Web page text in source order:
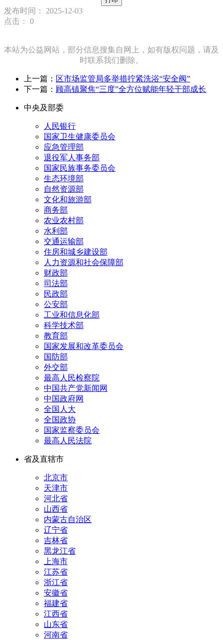
发布时间： 2025-12-03
点击： 0
本站为公益网站，部分信息搜集自网上，如有版权问题，请及
时联系我们删除。
上一篇： 区市场监管局多举措拧紧洗浴“安全阀”
下一篇： 顾高镇聚焦“三度”全方位赋能年轻干部成长
中央及部委
人民银行
国家卫生健康委员会
应急管理部
退役军人事务部
国家民族事务委员会
生态环境部
自然资源部
文化和旅游部
商务部
农业农村部
水利部
交通运输部
住房和城乡建设部
人力资源和社会保障部
财政部
司法部
民政部
公安部
工业和信息化部
科学技术部
教育部
国家发展和改革委员会
国防部
外交部
最高人民检察院
中国共产党新闻网
中国政府网
全国人大
全国政协
国家监察委员会
最高人民法院
省及直辖市
北京市
天津市
河北省
山西省
内蒙古自治区
辽宁省
吉林省
黑龙江省
上海市
江苏省
浙江省
安徽省
福建省
江西省
山东省
河南省